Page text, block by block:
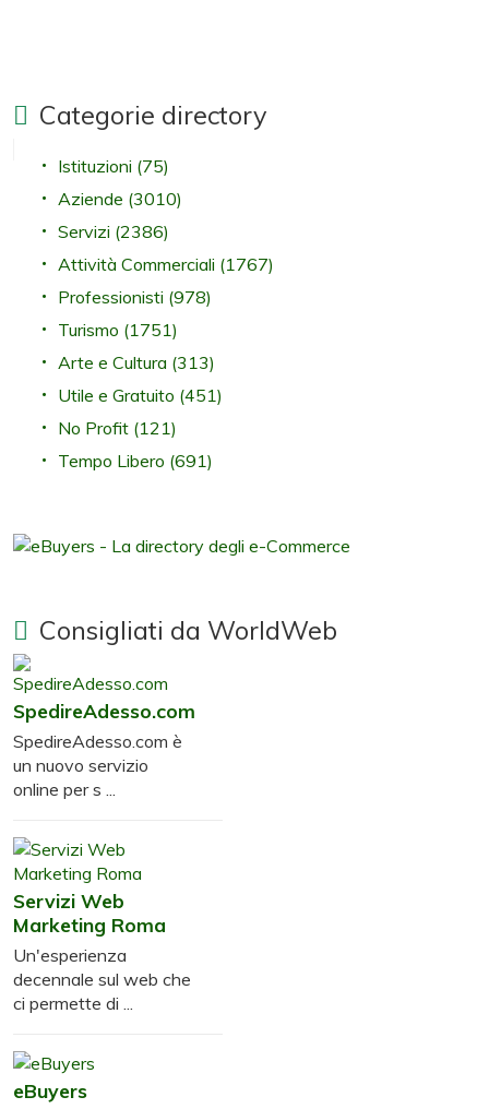
Categorie directory
Istituzioni (75)
Aziende (3010)
Servizi (2386)
Attività Commerciali (1767)
Professionisti (978)
Turismo (1751)
Arte e Cultura (313)
Utile e Gratuito (451)
No Profit (121)
Tempo Libero (691)
Consigliati da WorldWeb
SpedireAdesso.com
SpedireAdesso.com è
un nuovo servizio
online per s ...
Servizi Web
Marketing Roma
Un'esperienza
decennale sul web che
ci permette di ...
eBuyers